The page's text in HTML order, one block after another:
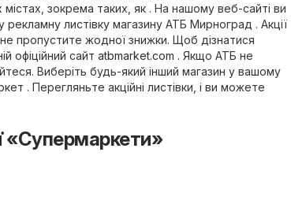
зокрема таких, як . На нашому веб-сайті ви
листівку магазину АТБ Мирноград . Акції
пропустите жодної знижки. Щоб дізнатися
офіційний сайт atbmarket.com . Якщо АТБ не
Виберіть будь-який інший магазин у вашому
. Перегляньте акційні листівки, і ви можете
«Супермаркети»